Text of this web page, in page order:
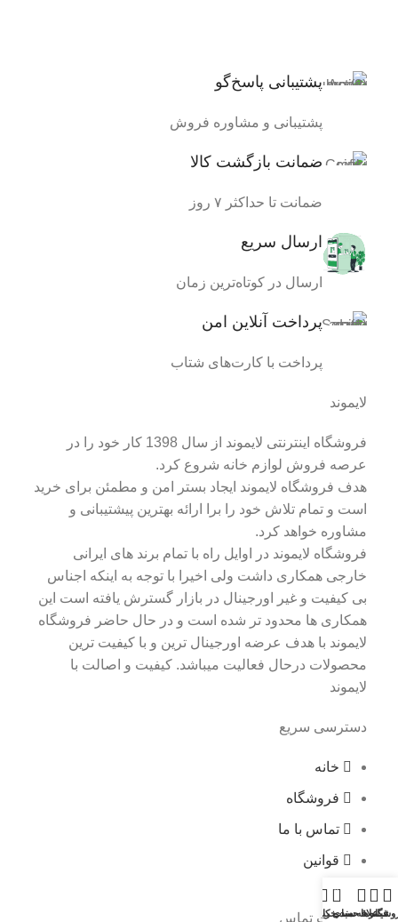
پرداخت آنلاین امن
پرداخت با کارت‌های شتاب
ارسال سریع
ارسال در کوتاه‌ترین زمان
ضمانت بازگشت کالا
ضمانت تا حداکثر ۷ روز
پشتیبانی پاسخ‌گو
پشتیبانی و مشاوره فروش
لایموند
فروشگاه اینترنتی لایموند از سال 1398 کار خود را در
عرصه فروش لوازم خانه شروع کرد.
هدف فروشگاه لایموند ایجاد بستر امن و مطمئن برای خرید
است و تمام تلاش خود را برا ارائه بهترین پیشتیبانی و
مشاوره خواهد کرد.
فروشگاه لایموند در اوایل راه با تمام برند های ایرانی
خارجی همکاری داشت ولی اخیرا با توجه به اینکه اجناس
بی کیفیت و غیر اورجینال در بازار گسترش یافته است این
همکاری ها محدود تر شده است و در حال حاضر فروشگاه
لایموند با هدف عرضه اورجینال ترین و با کیفیت ترین
محصولات درحال فعالیت میباشد. کیفیت و اصالت با
لایموند
دسترسی سریع
خانه
فروشگاه
تماس با ما
قوانین
اطلاعات تماسفیلترها
علاقه مندی
0
سبد خرید
حساب کاربری من